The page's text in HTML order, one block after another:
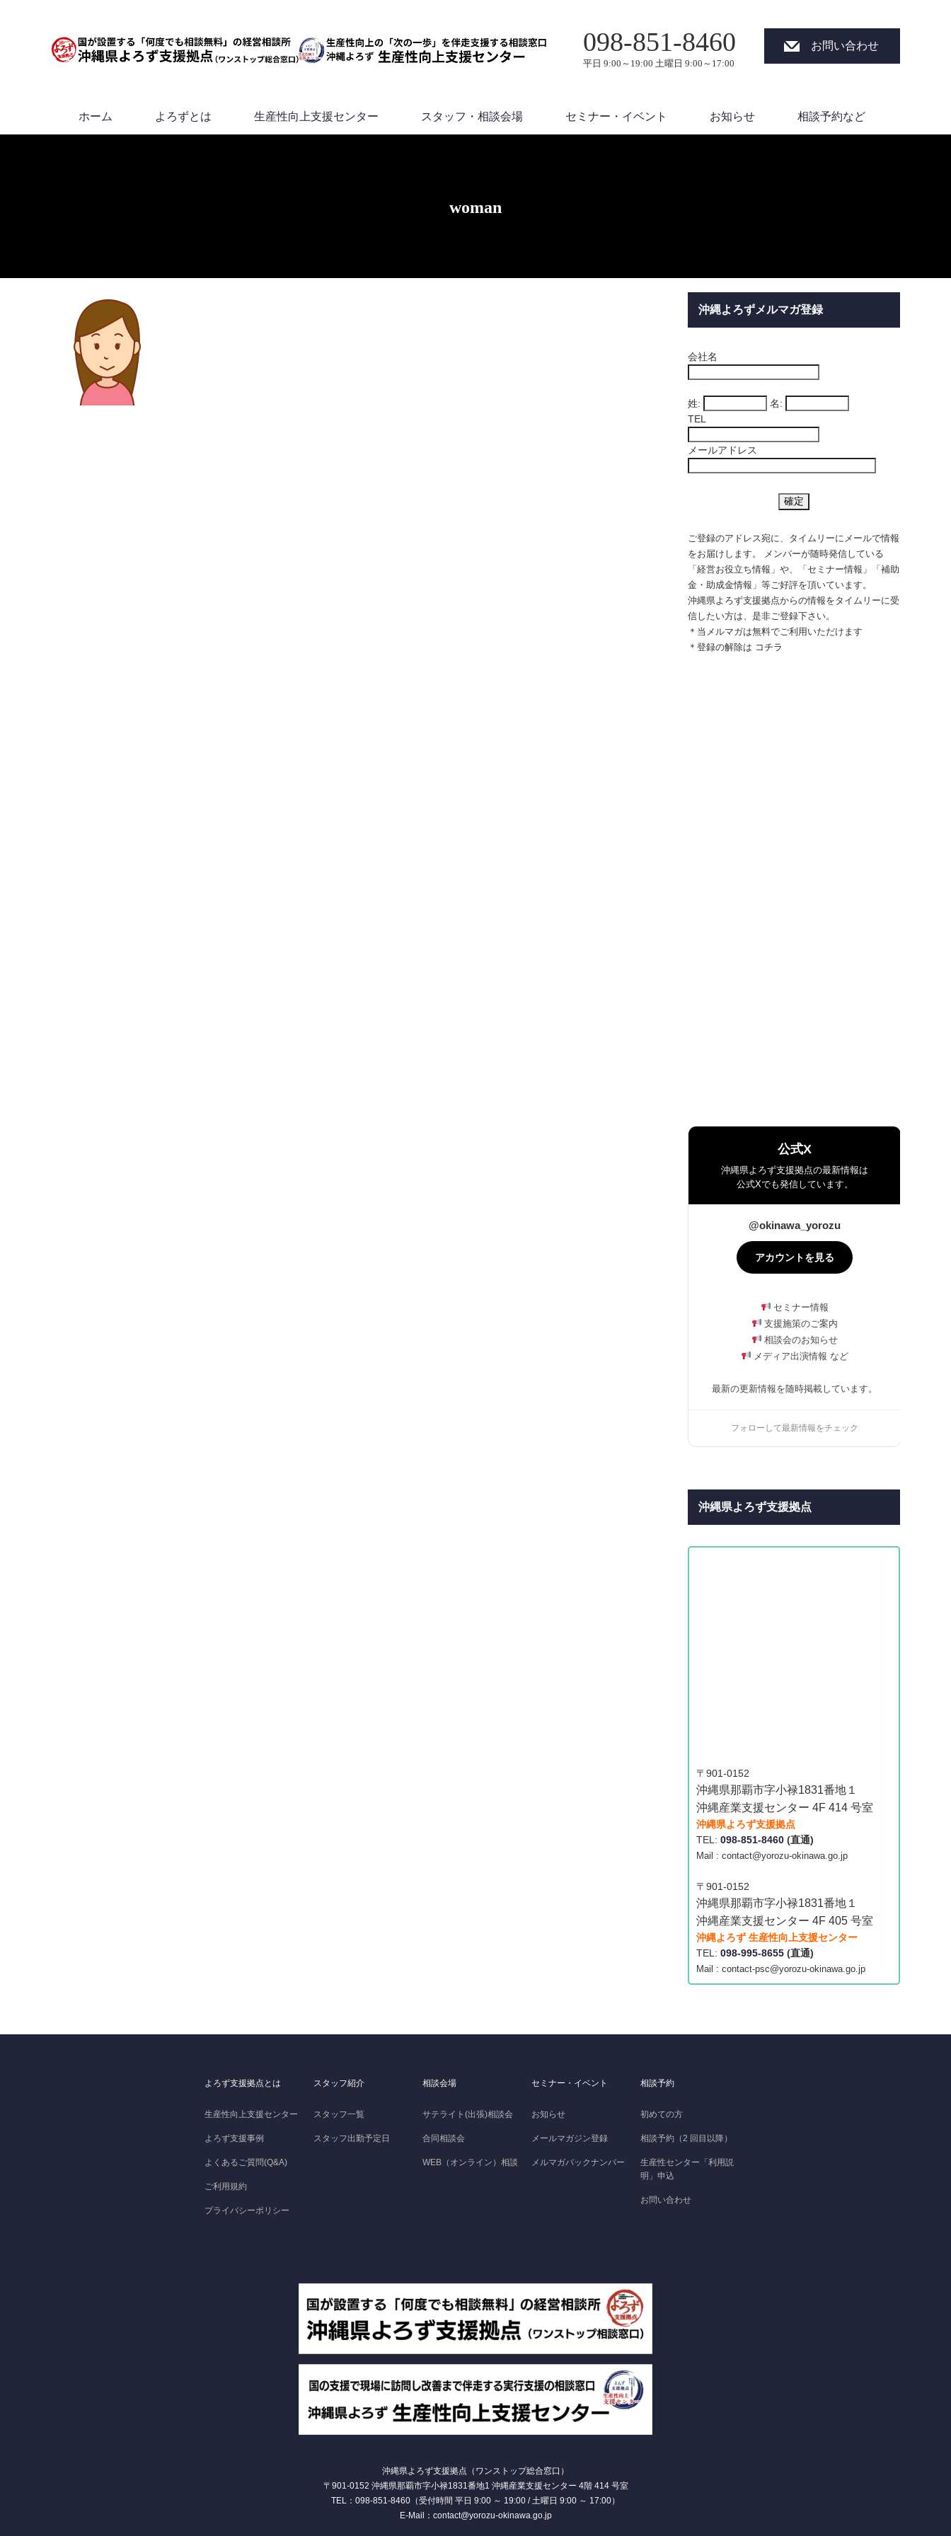
098-851-8460
平日 9:00～19:00 土曜日 9:00～17:00
お問い合わせ
ホーム よろずとは 生産性向上支援センター スタッフ・相談会場 セミナー・イベント お知らせ 相談予約など
woman
沖縄よろずメルマガ登録
会社名
姓:
名:
TEL
メールアドレス
ご登録のアドレス宛に、タイムリーにメールで情報
をお届けします。 メンバーが随時発信している
「経営お役立ち情報」や、「セミナー情報」「補助
金・助成金情報」等ご好評を頂いています。
沖縄県よろず支援拠点からの情報をタイムリーに受
信したい方は、是非ご登録下さい。
＊当メルマガは無料でご利用いただけます
＊登録の解除は コチラ
公式X
沖縄県よろず支援拠点の最新情報は
公式Xでも発信しています。
@okinawa_yorozu
アカウントを見る
セミナー情報
支援施策のご案内
相談会のお知らせ
メディア出演情報 など
最新の更新情報を随時掲載しています。
フォローして最新情報をチェック
沖縄県よろず支援拠点
〒901-0152
沖縄県那覇市字小禄1831番地１
沖縄産業支援センター 4F 414 号室
沖縄県よろず支援拠点
TEL: 098-851-8460 (直通)
Mail : contact@yorozu-okinawa.go.jp
〒901-0152
沖縄県那覇市字小禄1831番地１
沖縄産業支援センター 4F 405 号室
沖縄よろず 生産性向上支援センター
TEL: 098-995-8655 (直通)
Mail : contact-psc@yorozu-okinawa.go.jp
よろず支援拠点とは
生産性向上支援センター
よろず支援事例
よくあるご質問(Q&A)
ご利用規約
プライバシーポリシー
スタッフ紹介
スタッフ一覧
スタッフ出勤予定日
相談会場
サテライト(出張)相談会
合同相談会
WEB（オンライン）相談
セミナー・イベント
お知らせ
メールマガジン登録
メルマガバックナンバー
相談予約
初めての方
相談予約（2 回目以降）
生産性センター「利用説
明」申込
お問い合わせ
沖縄県よろず支援拠点（ワンストップ総合窓口）
〒901-0152 沖縄県那覇市字小禄1831番地1 沖縄産業支援センター 4階 414 号室
TEL：098-851-8460（受付時間 平日 9:00 ～ 19:00 / 土曜日 9:00 ～ 17:00）
E-Mail：contact@yorozu-okinawa.go.jp